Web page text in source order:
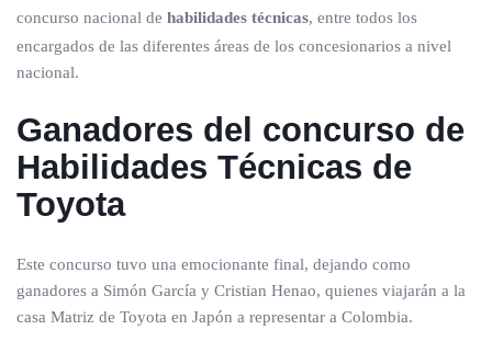
concurso nacional de habilidades técnicas, entre todos los
encargados de las diferentes áreas de los concesionarios a nivel
nacional.
Ganadores del concurso de
Habilidades Técnicas de
Toyota
Este concurso tuvo una emocionante final, dejando como
ganadores a Simón García y Cristian Henao, quienes viajarán a la
casa Matriz de Toyota en Japón a representar a Colombia.